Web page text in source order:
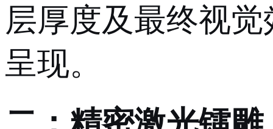
层厚度及最终视
呈现。